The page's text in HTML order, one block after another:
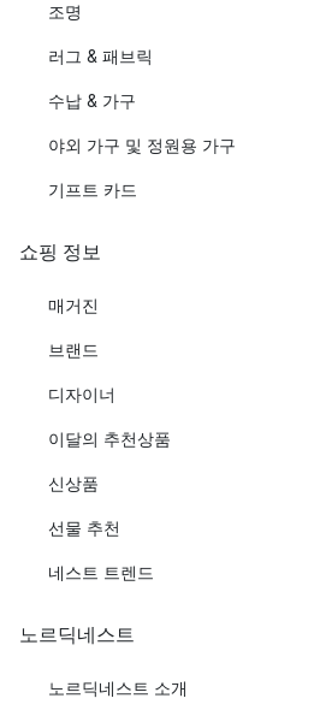
조명
러그 & 패브릭
수납 & 가구
야외 가구 및 정원용 가구
기프트 카드
쇼핑 정보
매거진
브랜드
디자이너
이달의 추천상품
신상품
선물 추천
네스트 트렌드
노르딕네스트
노르딕네스트 소개